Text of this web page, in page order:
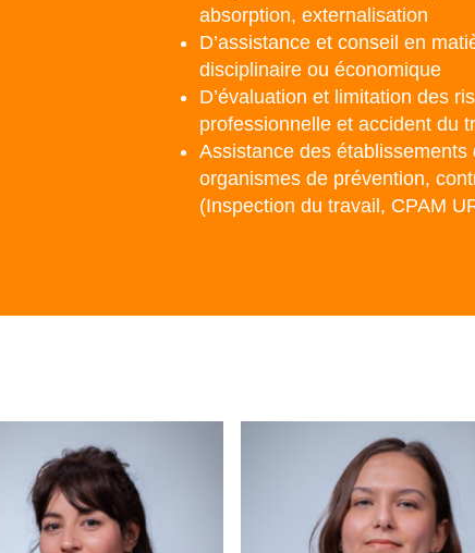
absorption, externalisation
D’assistance et conseil en
disciplinaire ou économique
D’évaluation et limitation des
professionnelle et accident du
Assistance des
organismes de prévention,
(Inspection du travail, CPAM